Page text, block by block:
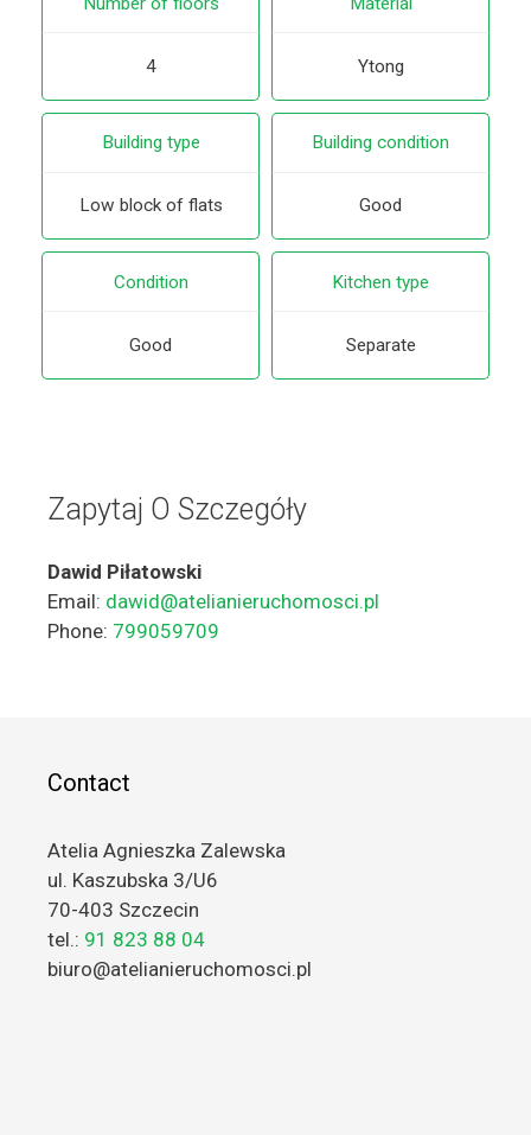
4 Ytong
Building type
Low block of flats
Building condition
Good
Condition
Good
Kitchen type
Separate
Zapytaj O Szczegóły
Dawid Piłatowski
Email: dawid@atelianieruchomosci.pl
Phone: 799059709
Contact
Atelia Agnieszka Zalewska
ul. Kaszubska 3/U6
70-403 Szczecin
tel.: 91 823 88 04
biuro@atelianieruchomosci.pl